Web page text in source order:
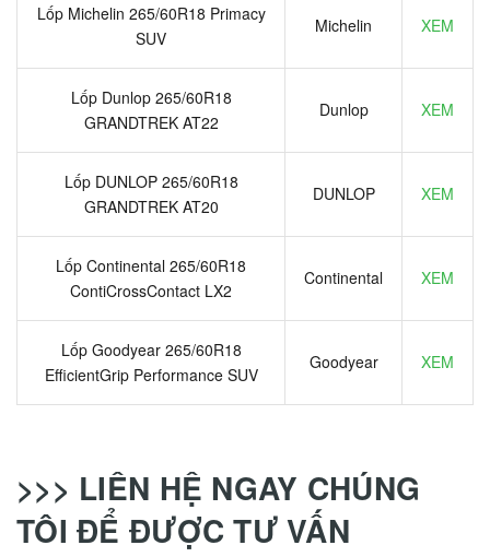
Lốp Michelin 265/60R18 Primacy
SUV
Michelin XEM
Lốp Dunlop 265/60R18
GRANDTREK AT22
Dunlop XEM
Lốp DUNLOP 265/60R18
GRANDTREK AT20
DUNLOP XEM
Lốp Continental 265/60R18
ContiCrossContact LX2
Continental XEM
Lốp Goodyear 265/60R18
EfficientGrip Performance SUV
Goodyear XEM
>>> LIÊN HỆ NGAY CHÚNG
TÔI ĐỂ ĐƯỢC TƯ VẤN